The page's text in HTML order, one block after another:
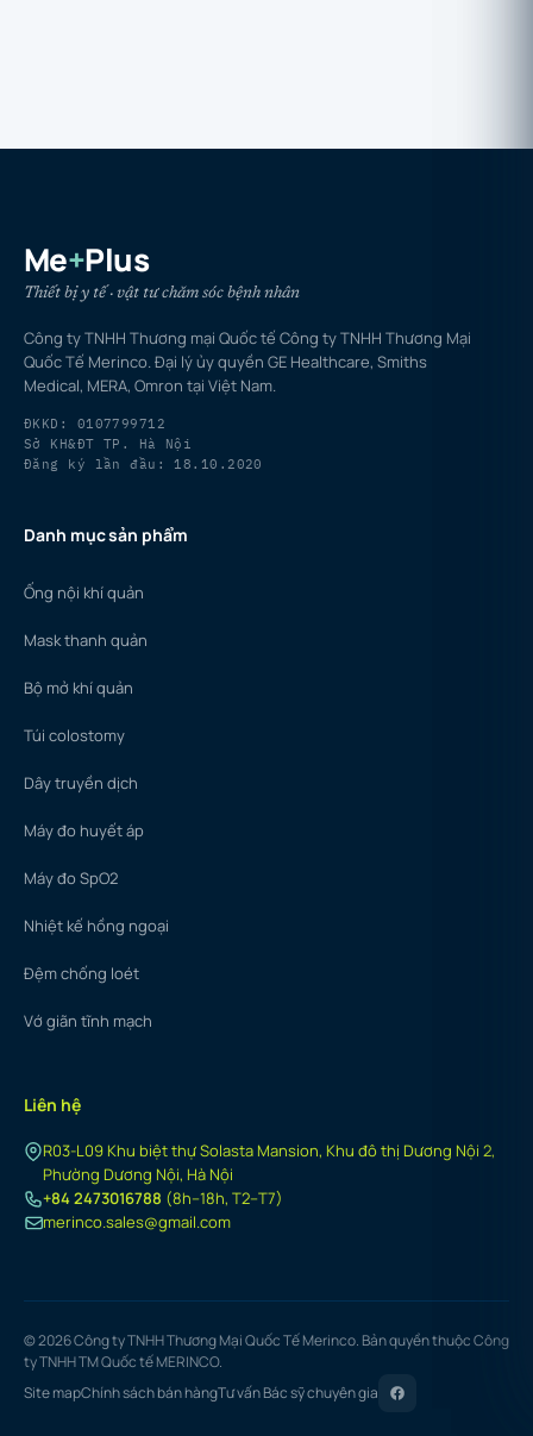
Me+Plus
Thiết bị y tế · vật tư chăm sóc bệnh nhân
Công ty TNHH Thương mại Quốc tế Công ty TNHH Thương Mại
Quốc Tế Merinco. Đại lý ủy quyền GE Healthcare, Smiths
Medical, MERA, Omron tại Việt Nam.
ĐKKD: 0107799712
Sở KH&ĐT TP. Hà Nội
Đăng ký lần đầu: 18.10.2020
Danh mục sản phẩm
Ống nội khí quản
Mask thanh quản
Bộ mở khí quản
Túi colostomy
Dây truyền dịch
Máy đo huyết áp
Máy đo SpO2
Nhiệt kế hồng ngoại
Đệm chống loét
Vớ giãn tĩnh mạch
Liên hệ
R03-L09 Khu biệt thự Solasta Mansion, Khu đô thị Dương Nội 2,
Phường Dương Nội, Hà Nội
+84 2473016788 (8h–18h, T2–T7)
merinco.sales@gmail.com
© 2026 Công ty TNHH Thương Mại Quốc Tế Merinco. Bản quyền thuộc Công
ty TNHH TM Quốc tế MERINCO.
Site mapChính sách bán hàngTư vấn Bác sỹ chuyên gia